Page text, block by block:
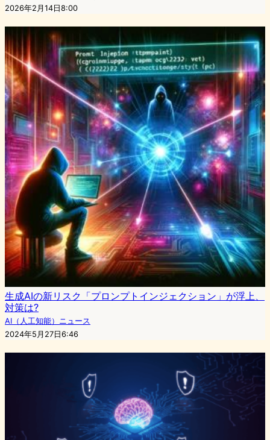
2026年2月14日8:00
生成AIの新リスク「プロンプトインジェクション」が浮上、
対策は?
AI（人工知能）ニュース
2024年5月27日6:46